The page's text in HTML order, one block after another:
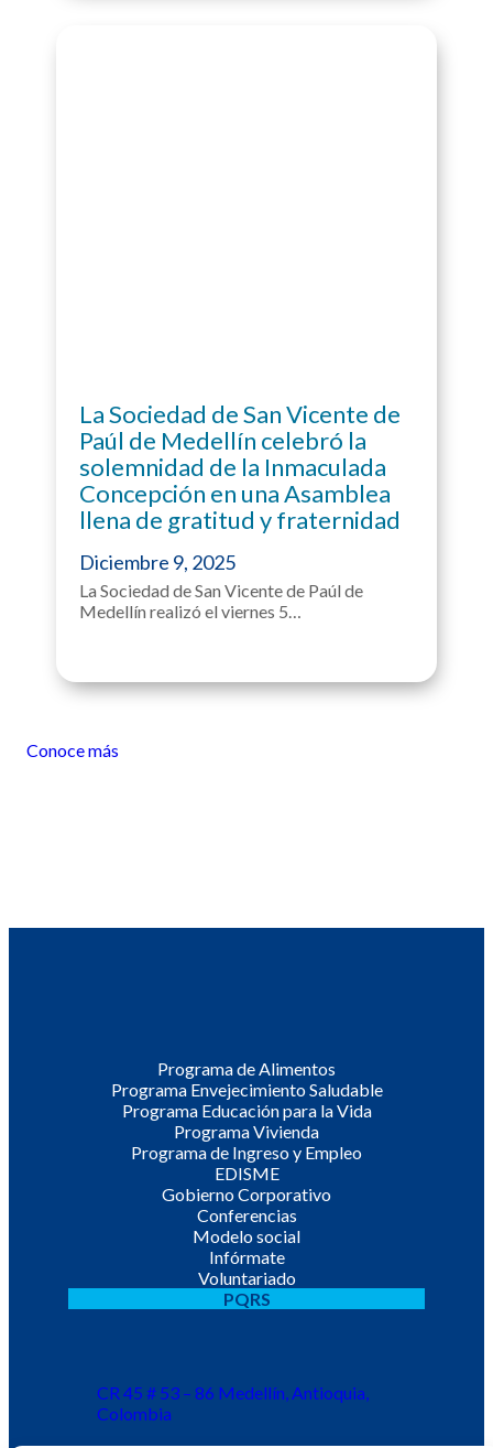
La Sociedad de San Vicente de
Paúl de Medellín celebró la
solemnidad de la Inmaculada
Concepción en una Asamblea
llena de gratitud y fraternidad
Diciembre 9, 2025
La Sociedad de San Vicente de Paúl de
Medellín realizó el viernes 5…
Conoce más
Programa de Alimentos
Programa Envejecimiento Saludable
Programa Educación para la Vida
Programa Vivienda
Programa de Ingreso y Empleo
EDISME
Gobierno Corporativo
Conferencias
Modelo social
Infórmate
Voluntariado
PQRS
CR 45 # 53 – 86 Medellín, Antioquia,
Colombia